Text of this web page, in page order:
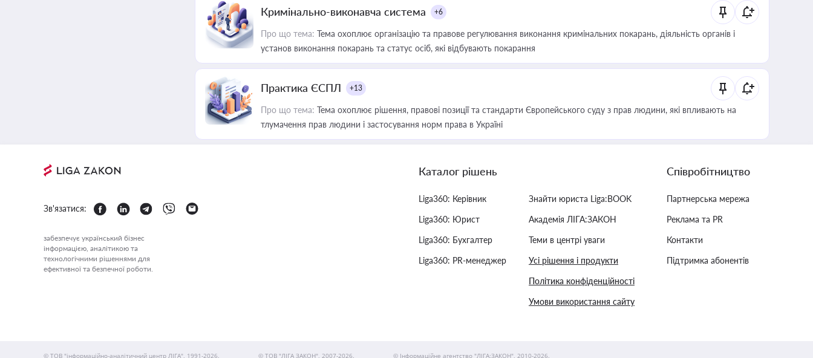
Кримінально-виконавча система +6
Про що тема: Тема охоплює організацію та правове регулювання виконання кримінальних покарань, діяльність органів і
установ виконання покарань та статус осіб, які відбувають покарання
Практика ЄСПЛ +13
Про що тема: Тема охоплює рішення, правові позиції та стандарти Європейського суду з прав людини, які впливають на
тлумачення прав людини і застосування норм права в Україні
Зв'язатися:
забезпечує український бізнес
інформацією, аналітикою та
технологічними рішеннями для
ефективної та безпечної роботи.
Каталог рішень
Liga360: Керівник
Liga360: Юрист
Liga360: Бухгалтер
Liga360: PR-менеджер
Знайти юриста Liga:BOOK
Академія ЛІГА:ЗАКОН
Теми в центрі уваги
Усі рішення і продукти
Політика конфіденційності
Умови використання сайту
Співробітництво
Партнерська мережа
Реклама та PR
Контакти
Підтримка абонентів
© ТОВ "інформаційно-аналітичний центр ЛІГА", 1991-2026. © ТОВ "ЛІГА ЗАКОН", 2007-2026. © Інформаційне агентство "ЛІГА:ЗАКОН", 2010-2026.